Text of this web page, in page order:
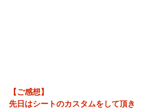
【ご感想】
先日はシートのカスタムをして頂き